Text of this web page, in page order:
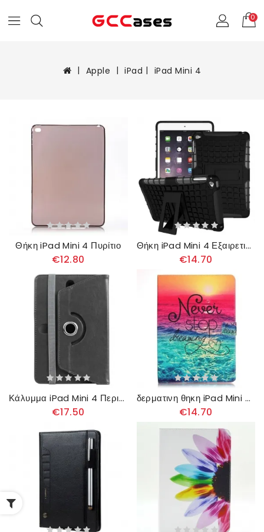
0
Apple iPad iPad Mini 4
Θήκη iPad Mini 4 Πυρίτιο
€12.80
Θήκη iPad Mini 4 Εξαιρετικά Ανθεκτικό
€14.70
Κάλυμμα iPad Mini 4 Περιστρεφόμενο 360°
€17.50
δερματινη θηκη iPad Mini 4 Μην Σταματάς Ποτέ Να Ονειρεύεσαι
€14.70